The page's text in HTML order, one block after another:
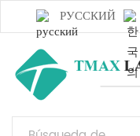
РУССКИЙ